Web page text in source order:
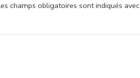
champs obligatoires sont indiqués avec